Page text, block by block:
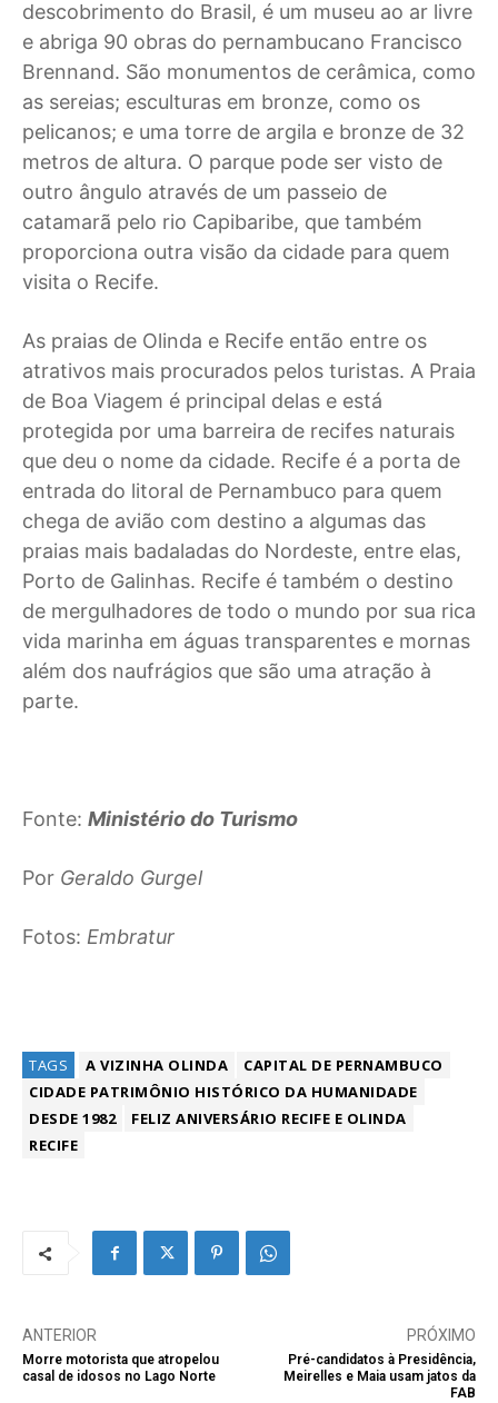
descobrimento do Brasil, é um museu ao ar livre
e abriga 90 obras do pernambucano Francisco
Brennand. São monumentos de cerâmica, como
as sereias; esculturas em bronze, como os
pelicanos; e uma torre de argila e bronze de 32
metros de altura. O parque pode ser visto de
outro ângulo através de um passeio de
catamarã pelo rio Capibaribe, que também
proporciona outra visão da cidade para quem
visita o Recife.
As praias de Olinda e Recife então entre os
atrativos mais procurados pelos turistas. A Praia
de Boa Viagem é principal delas e está
protegida por uma barreira de recifes naturais
que deu o nome da cidade. Recife é a porta de
entrada do litoral de Pernambuco para quem
chega de avião com destino a algumas das
praias mais badaladas do Nordeste, entre elas,
Porto de Galinhas. Recife é também o destino
de mergulhadores de todo o mundo por sua rica
vida marinha em águas transparentes e mornas
além dos naufrágios que são uma atração à
parte.
Fonte: Ministério do Turismo
Por Geraldo Gurgel
Fotos: Embratur
TAGS A VIZINHA OLINDA
CAPITAL DE PERNAMBUCO
CIDADE PATRIMÔNIO HISTÓRICO DA HUMANIDADE
DESDE 1982
FELIZ ANIVERSÁRIO RECIFE E OLINDA
RECIFE
ANTERIOR
Morre motorista que atropelou
casal de idosos no Lago Norte
PRÓXIMO
Pré-candidatos à Presidência,
Meirelles e Maia usam jatos da
FAB